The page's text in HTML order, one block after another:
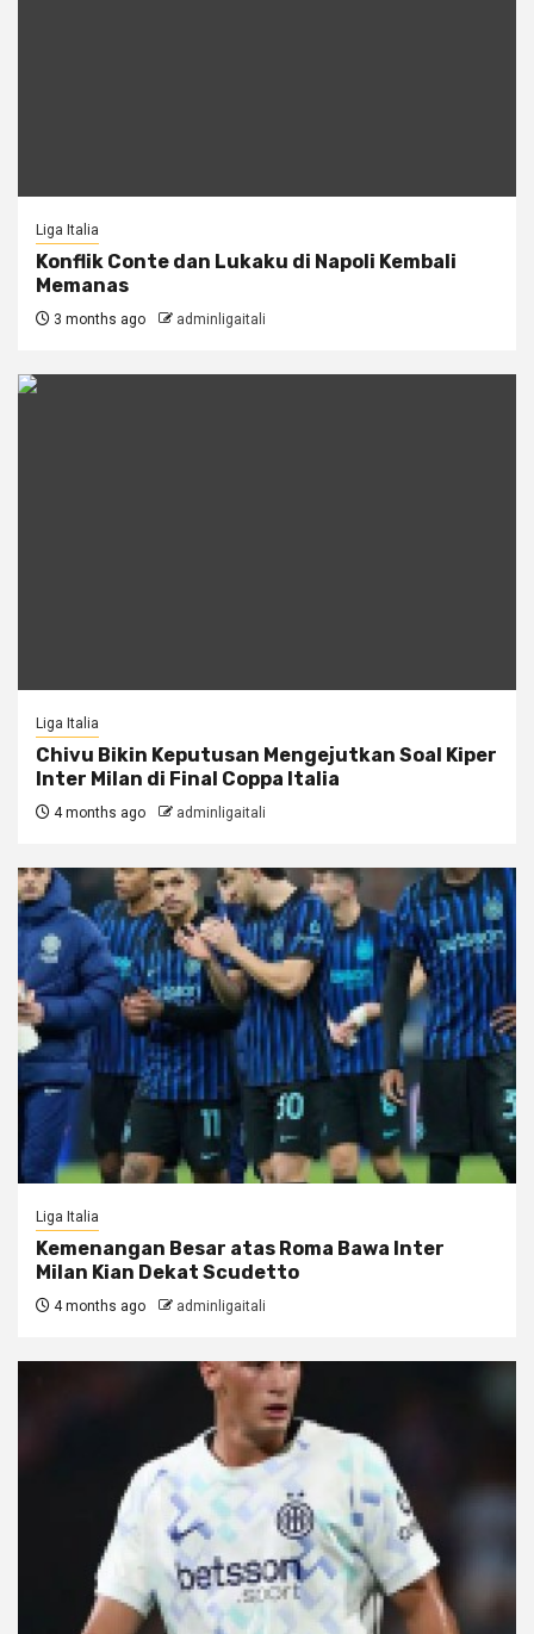
Liga Italia
Konflik Conte dan Lukaku di Napoli Kembali
Memanas
3 months ago adminligaitali
Liga Italia
Chivu Bikin Keputusan Mengejutkan Soal Kiper
Inter Milan di Final Coppa Italia
4 months ago adminligaitali
Liga Italia
Kemenangan Besar atas Roma Bawa Inter
Milan Kian Dekat Scudetto
4 months ago adminligaitali